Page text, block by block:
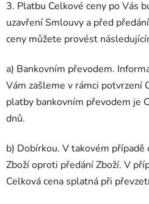
3. Platbu Celkové ceny po Vás
uzavření Smlouvy a před
ceny můžete provést
a) Bankovním převodem.
Vám zašleme v rámci potvrzení
platby bankovním převodem je
dnů.
b) Dobírkou. V takovém
Zboží oproti předání Zboží. V
Celková cena splatná při